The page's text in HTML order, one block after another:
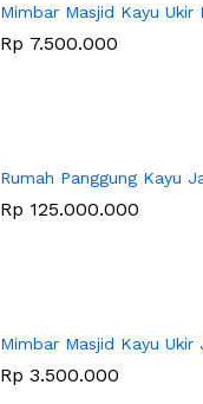
Mimbar Masjid Kayu Ukir
Rp 7.500.000
Rumah Panggung Kayu
Rp 125.000.000
Mimbar Masjid Kayu Ukir
Rp 3.500.000